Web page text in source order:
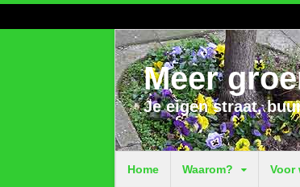
Meer
Je eigen straat,
Home Waarom? Voor